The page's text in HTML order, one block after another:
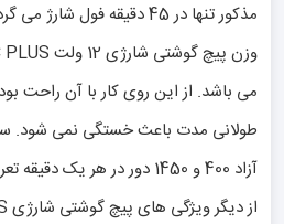
مذکور تنها در 45 دقیقه فول شارژ می گردد و آماده به کار خواهد بود.
می باشد. از این روی کار با آن راحت
طولانی مدت باعث خستگی نمی
آزاد 400 و 1450 دور در هر یک دقیقه تعریف شده است.